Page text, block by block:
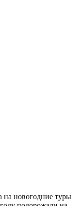
на новогодние туры